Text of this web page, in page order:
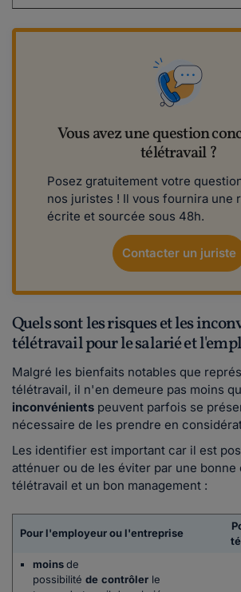
Vous avez une question
télétravail ?
Posez gratuitement votre
nos juristes ! Il vous fournira une
écrite et sourcée sous 48h.
Contacter un juriste
Quels sont les risques et les
télétravail pour le salarié et
Malgré les bienfaits notables que
télétravail, il n'en demeure pas moins
inconvénients peuvent parfois se
nécessaire de les prendre en
Les identifier est important car il est
atténuer ou de les éviter par une bonne
télétravail et un bon management :
Pour l'employeur ou l'entreprise
moinsde
possibilité de contrôler le